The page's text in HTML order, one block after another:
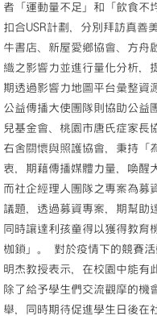
者「運動量不足」和「飲食不
扣合USR計劃，分別拜訪真善
牛書店、新屋愛鄉協會、方舟
織之影響力並進行量化分析，
期透過影響力地圖平台彙整資
公益傳播大使團隊則協助公益
兒基金會、桃園市唐氏症家長
右舍關懷與照護協會，秉持「
衷，期藉傳播媒體力量，喚醒
而社企經理人團隊之專案為募
議題，透過募資專案，期幫助
同時讓達利孩童得以獲得教育
枷鎖」。 對於疫情下的競賽
明杰教授表示，在校園中能有
除了給予學生們交流觀摩的機
舉，同時期待促進學生日後在